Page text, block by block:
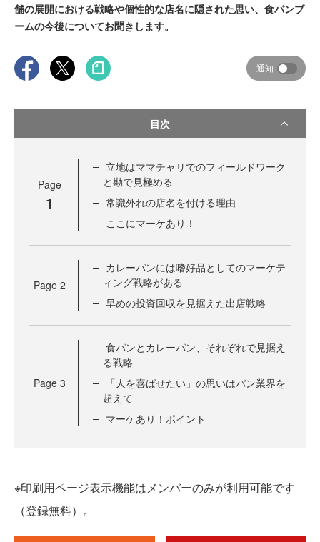
舗の展開における戦略や個性的な店名に隠された思い、食パンブ
ームの今後についてお聞きします。
通知
目次
Page
1
立地はママチャリでのフィールドワーク
と勘で見極める
常識外れの店名を付ける理由
ここにマーケあり！
Page 2
カレーパンには嗜好品としてのマーケテ
ィング戦略がある
早めの投資回収を見据えた出店戦略
Page 3
食パンとカレーパン、それぞれで見据え
る戦略
「人を喜ばせたい」の思いはパン業界を
超えて
マーケあり！ポイント
※印刷用ページ表示機能はメンバーのみが利用可能です
（登録無料）。